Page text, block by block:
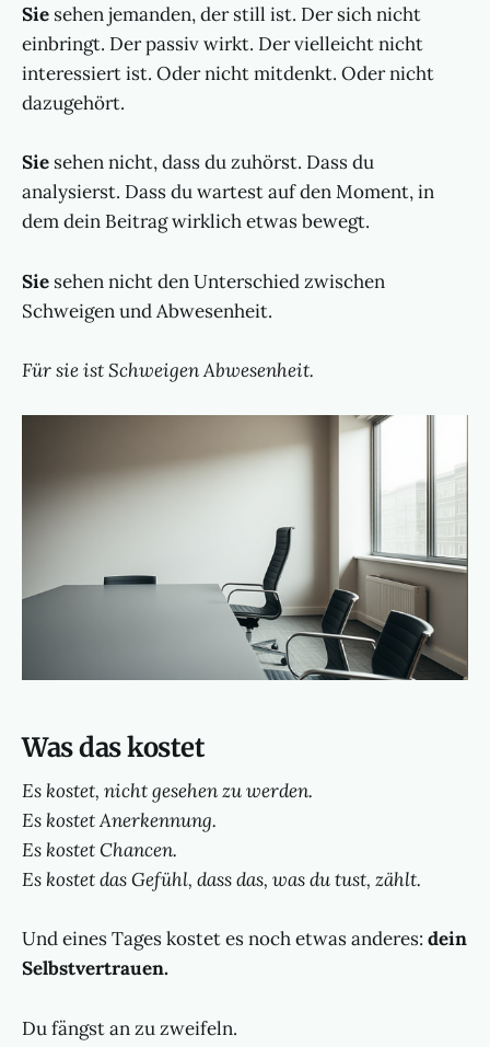
Sie sehen jemanden, der still ist. Der sich nicht
einbringt. Der passiv wirkt. Der vielleicht nicht
interessiert ist. Oder nicht mitdenkt. Oder nicht
dazugehört.
Sie sehen nicht, dass du zuhörst. Dass du
analysierst. Dass du wartest auf den Moment, in
dem dein Beitrag wirklich etwas bewegt.
Sie sehen nicht den Unterschied zwischen
Schweigen und Abwesenheit.
Für sie ist Schweigen Abwesenheit.
Was das kostet
Es kostet, nicht gesehen zu werden.
Es kostet Anerkennung.
Es kostet Chancen.
Es kostet das Gefühl, dass das, was du tust, zählt.
Und eines Tages kostet es noch etwas anderes: dein
Selbstvertrauen.
Du fängst an zu zweifeln.